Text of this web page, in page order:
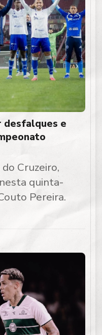
desfalques e
Cruzeiro,
quinta-
Pereira.